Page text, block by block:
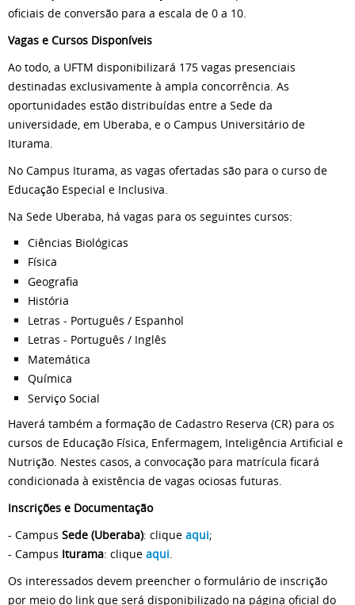
oficiais de conversão para a escala de 0 a 10.
Vagas e Cursos Disponíveis
Ao todo, a UFTM disponibilizará 175 vagas presenciais
destinadas exclusivamente à ampla concorrência. As
oportunidades estão distribuídas entre a Sede da
universidade, em Uberaba, e o Campus Universitário de
Iturama.
No Campus Iturama, as vagas ofertadas são para o curso de
Educação Especial e Inclusiva.
Na Sede Uberaba, há vagas para os seguintes cursos:
Ciências Biológicas
Física
Geografia
História
Letras - Português / Espanhol
Letras - Português / Inglês
Matemática
Química
Serviço Social
Haverá também a formação de Cadastro Reserva (CR) para os
cursos de Educação Física, Enfermagem, Inteligência Artificial e
Nutrição. Nestes casos, a convocação para matrícula ficará
condicionada à existência de vagas ociosas futuras.
Inscrições e Documentação
- Campus Sede (Uberaba): clique aqui;
- Campus Iturama: clique aqui
Os interessados devem preencher o formulário de inscrição
por meio do link que será disponibilizado na página oficial do